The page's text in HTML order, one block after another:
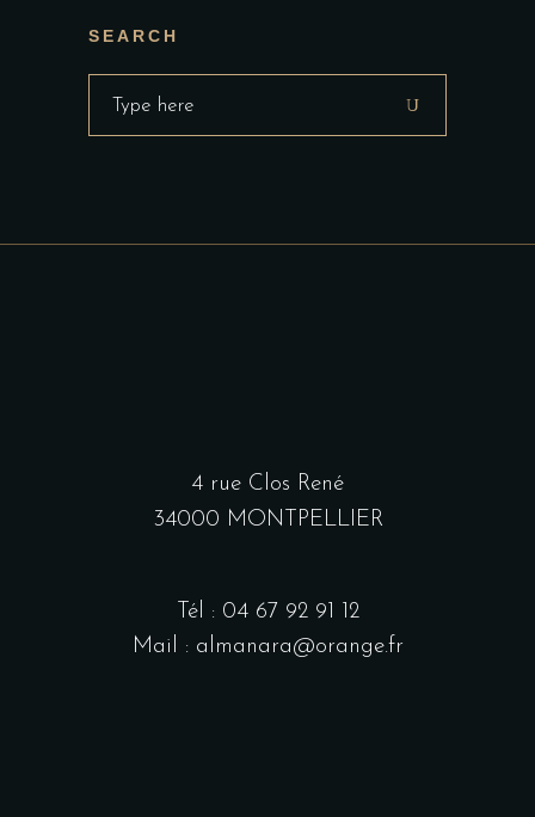
SEARCH
4 rue Clos René
34000 MONTPELLIER
Tél : 04 67 92 91 12
Mail : almanara@orange.fr